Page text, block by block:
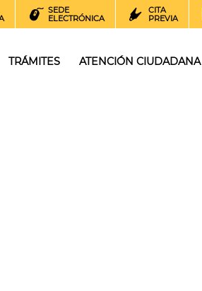
SEDE
ELECTRÓNICA
CITA
PREVIA
TRÁMITES ATENCIÓN CIUDADANA